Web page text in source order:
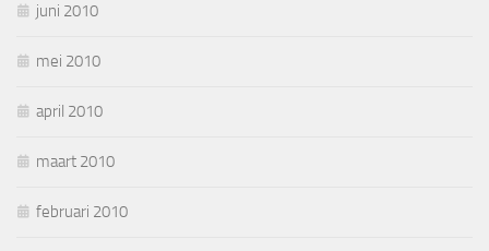
juni 2010
mei 2010
april 2010
maart 2010
februari 2010